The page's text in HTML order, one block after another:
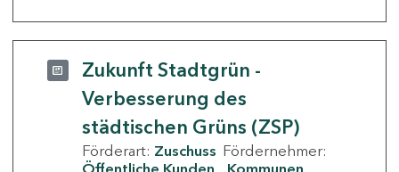
Zukunft Stadtgrün -
Verbesserung des
städtischen Grüns (ZSP)
Förderart: Zuschuss Fördernehmer: